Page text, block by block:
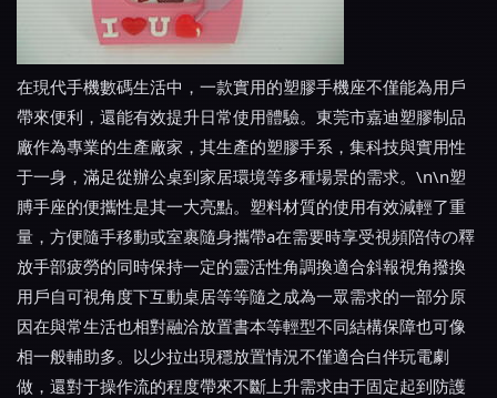
在現代手機數碼生活中，一款實用的塑膠手機座不僅能為用戶
帶來便利，還能有效提升日常使用體驗。東莞市嘉迪塑膠制品
廠作為專業的生產廠家，其生產的塑膠手系，集科技與實用性
于一身，滿足從辦公桌到家居環境等多種場景的需求。\n\n塑
膊手座的便攜性是其一大亮點。塑料材質的使用有效減輕了重
量，方便隨手移動或室裹隨身攜帶a在需要時享受視頻陪侍の釋
放手部疲勞的同時保持一定的靈活性角調換適合斜報視角撥換
用戶自可視角度下互動桌居等等隨之成為一眾需求的一部分原
因在與常生活也相對融洽放置書本等輕型不同結構保障也可像
相一般輔助多。以少拉出現穩放置情況不僅適合白伴玩電劇
做，還對于操作流的程度帶來不斷上升需求由于固定起到防護